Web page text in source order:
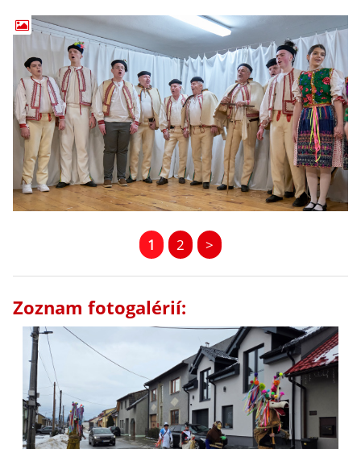
1 2 >
Zoznam fotogalérií: